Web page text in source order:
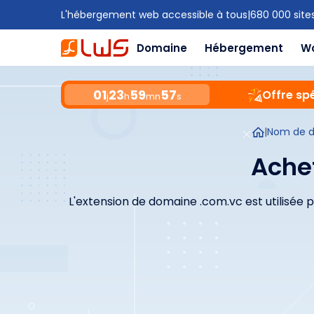
L'hébergement web accessible à tous|680 000
Domaine Hébergement
01j23h59mn56s Offre
|Nom de
L'extension de domaine .com.vc est